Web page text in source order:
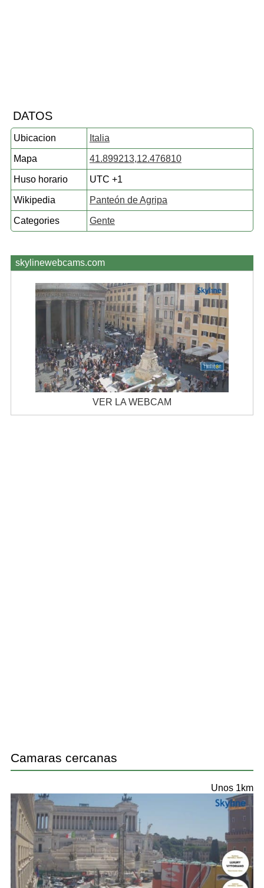
DATOS
Ubicacion Italia
Mapa 41.899213,12.476810
Huso horario UTC +1
Wikipedia Panteón de Agripa
Categories Gente
skylinewebcams.com
VER LA WEBCAM
Camaras cercanas
Unos 1km